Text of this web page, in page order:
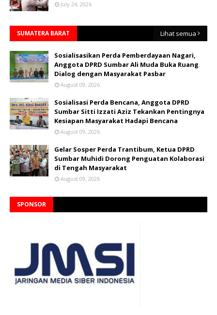
July 24, 2026
SUMATERA BARAT Lihat semua
Sosialisasikan Perda Pemberdayaan Nagari,
Anggota DPRD Sumbar Ali Muda Buka Ruang
Dialog dengan Masyarakat Pasbar
August 09, 2026
Sosialisasi Perda Bencana, Anggota DPRD
Sumbar Sitti Izzati Aziz Tekankan Pentingnya
Kesiapan Masyarakat Hadapi Bencana
August 09, 2026
Gelar Sosper Perda Trantibum, Ketua DPRD
Sumbar Muhidi Dorong Penguatan Kolaborasi
di Tengah Masyarakat
August 09, 2026
SPONSOR